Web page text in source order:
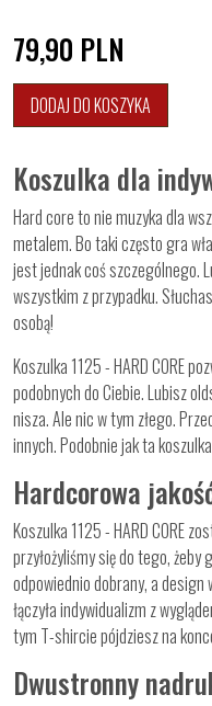
79,90 PLN
DODAJ DO KOSZYKA
Koszulka dla
Hard core to nie muzyka dla
metalem. Bo taki często gra
jest jednak coś szczególnego.
wszystkim z przypadku.
osobą!
Koszulka 1125 - HARD CORE
podobnych do Ciebie. Lubisz
nisza. Ale nic w tym złego.
innych. Podobnie jak ta
Hardcorowa
Koszulka 1125 - HARD CORE
przyłożyliśmy się do tego,
odpowiednio dobrany, a design
łączyła indywidualizm z
tym T-shircie pójdziesz na
Dwustronny